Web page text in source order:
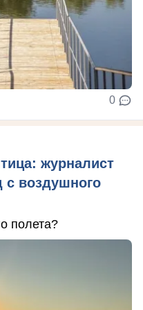
0
журналист
с воздушного
полета?